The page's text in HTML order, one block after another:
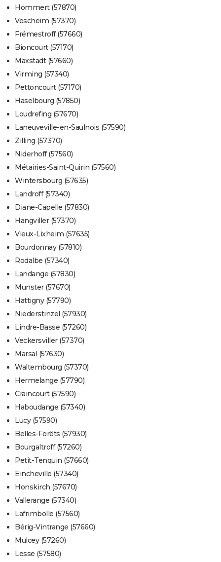
Hommert (57870)
Vescheim (57370)
Frémestroff (57660)
Bioncourt (57170)
Maxstadt (57660)
Virming (57340)
Pettoncourt (57170)
Haselbourg (57850)
Loudrefing (57670)
Laneuveville-en-Saulnois (57590)
Zilling (57370)
Niderhoff (57560)
Métairies-Saint-Quirin (57560)
Wintersbourg (57635)
Landroff (57340)
Diane-Capelle (57830)
Hangviller (57370)
Vieux-Lixheim (57635)
Bourdonnay (57810)
Rodalbe (57340)
Landange (57830)
Munster (57670)
Hattigny (57790)
Niederstinzel (57930)
Lindre-Basse (57260)
Veckersviller (57370)
Marsal (57630)
Waltembourg (57370)
Hermelange (57790)
Craincourt (57590)
Haboudange (57340)
Lucy (57590)
Belles-Forêts (57930)
Bourgaltroff (57260)
Petit-Tenquin (57660)
Eincheville (57340)
Honskirch (57670)
Vallerange (57340)
Lafrimbolle (57560)
Bérig-Vintrange (57660)
Mulcey (57260)
Lesse (57580)